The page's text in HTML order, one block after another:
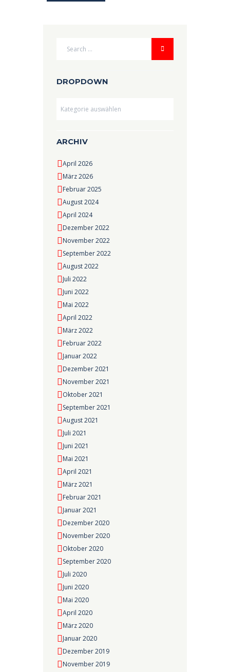
DROPDOWN
ARCHIV
April 2026
März 2026
Februar 2025
August 2024
April 2024
Dezember 2022
November 2022
September 2022
August 2022
Juli 2022
Juni 2022
Mai 2022
April 2022
März 2022
Februar 2022
Januar 2022
Dezember 2021
November 2021
Oktober 2021
September 2021
August 2021
Juli 2021
Juni 2021
Mai 2021
April 2021
März 2021
Februar 2021
Januar 2021
Dezember 2020
November 2020
Oktober 2020
September 2020
Juli 2020
Juni 2020
Mai 2020
April 2020
März 2020
Januar 2020
Dezember 2019
November 2019